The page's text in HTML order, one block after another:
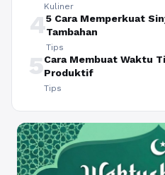
Kuliner
45 Cara Memperkuat
Tambahan
Tips
5Cara Membuat Waktu
Produktif
Tips